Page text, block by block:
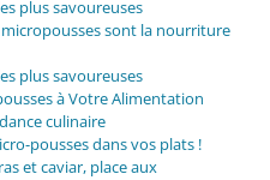
plus savoureuses
sont la nourriture
plus savoureuses
à Votre Alimentation
culinaire
pousses dans vos plats !
et caviar, place aux